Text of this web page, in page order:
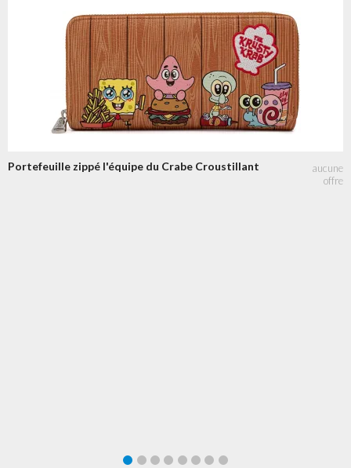
Portefeuille zippé l'équipe du Crabe Croustillant